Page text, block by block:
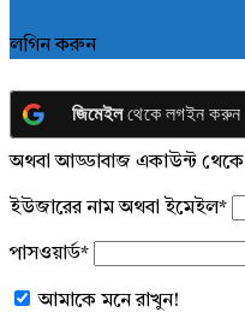
লগিন করুন
জিমেইলথেকে লগইন করুন
অথবা আড্ডাবাজ একাউন্ট থেকে
ইউজারের নাম অথবা ইমেইল*
পাসওয়ার্ড*
আমাকে মনে রাখুন!